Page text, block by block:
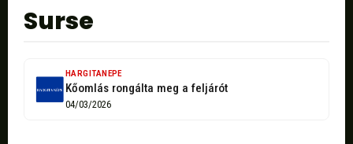
Surse
HARGITANEPE
Kőomlás rongálta meg a feljárót
04/03/2026